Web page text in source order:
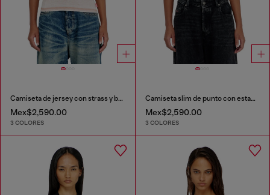
Camiseta de jersey con strass y burnout effect
Mex$2,590.00
3 COLORES
Camiseta slim de punto con estampado y tachuelas
Mex$2,590.00
3 COLORES